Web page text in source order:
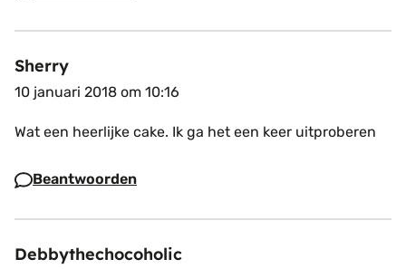
Sherry
10 januari 2018 om 10:16
Wat een heerlijke cake. Ik ga het een keer uitproberen
Beantwoorden
Debbythechocoholic